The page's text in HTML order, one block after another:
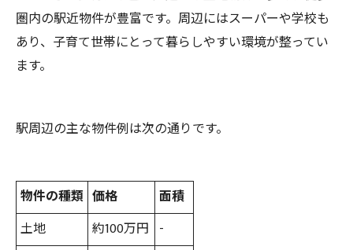
圏内の駅近物件が豊富です。周辺にはスーパーや学校も
あり、子育て世帯にとって暮らしやすい環境が整ってい
ます。
駅周辺の主な物件例は次の通りです。
物件の種類 価格
面積
土地
約100万円 -